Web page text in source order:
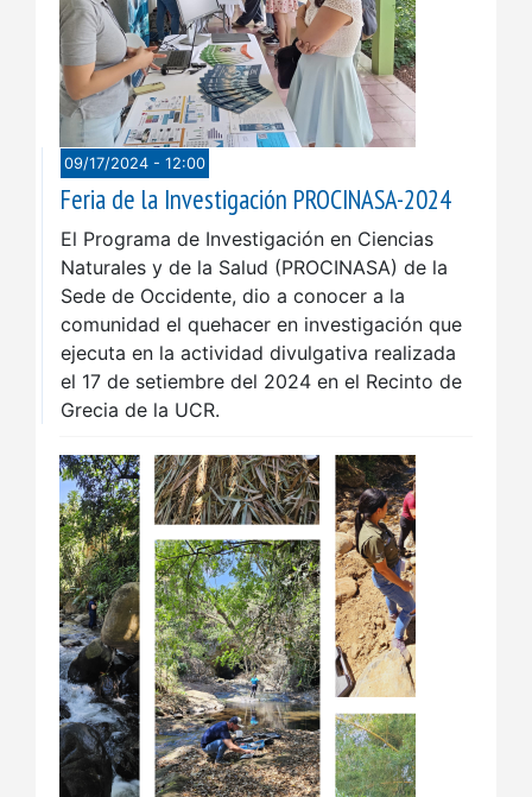
09/17/2024 - 12:00
Feria de la Investigación PROCINASA-2024
El Programa de Investigación en Ciencias
Naturales y de la Salud (PROCINASA) de la
Sede de Occidente, dio a conocer a la
comunidad el quehacer en investigación que
ejecuta en la actividad divulgativa realizada
el 17 de setiembre del 2024 en el Recinto de
Grecia de la UCR.